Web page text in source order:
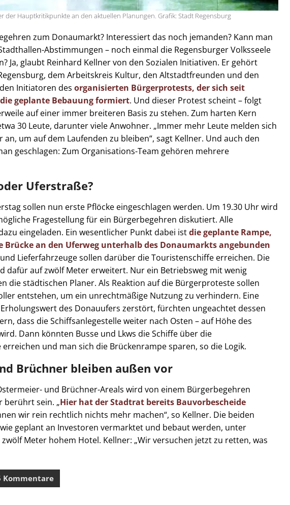
der Hauptkritikpunkte an den aktuellen Planungen. Grafik: Stadt Regensburg
zum Donaumarkt? Interessiert das noch jemanden? Kann man
Abstimmungen – noch einmal die Regensburger Volksseele
Ja, glaubt Reinhard Kellner von den Sozialen Initiativen. Er gehört
dem Arbeitskreis Kultur, den Altstadtfreunden und den
Initiatoren des organisierten Bürgerprotests, der sich seit
geplante Bebauung formiert. Und dieser Protest scheint – folgt
auf einer immer breiteren Basis zu stehen. Zum harten Kern
30 Leute, darunter viele Anwohner. „Immer mehr Leute melden sich
um auf dem Laufenden zu bleiben“, sagt Kellner. Und auch den
geschlagen: Zum Organisations-Team gehören mehrere
Uferstraße?
sollen nun erste Pflöcke eingeschlagen werden. Um 19.30 Uhr wird
Fragestellung für ein Bürgerbegehren diskutiert. Alle
eingeladen. Ein wesentlicher Punkt dabei istdie geplante Rampe,
Brücke an den Uferweg unterhalb des Donaumarkts angebunden
und Lieferfahrzeuge sollen darüber die Touristenschiffe erreichen. Die
dafür auf zwölf Meter erweitert. Nur ein Betriebsweg mit wenig
die städtischen Planer. Als Reaktion auf die Bürgerproteste sollen
entstehen, um ein unrechtmäßige Nutzung zu verhindern. Eine
des Donauufers zerstört, fürchten ungeachtet dessen
dass die Schiffsanlegestelle weiter nach Osten – auf Höhe des
Dann könnten Busse und Lkws die Schiffe über die
und man sich die Brückenrampe sparen, so die Logik.
Brüchner bleiben außen vor
und Brüchner-Areals wird von einem Bürgerbegehren
berührt sein. „Hier hat der Stadtrat bereits Bauvorbescheide
wir rein rechtlich nichts mehr machen“, so Kellner. Die beiden
geplant an Investoren vermarktet und bebaut werden, unter
Meter hohem Hotel. Kellner: „Wir versuchen jetzt zu retten, was
Kommentare